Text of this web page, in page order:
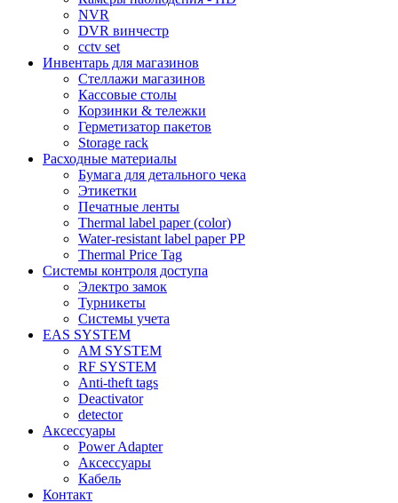
NVR
DVR винчестр
cctv set
Инвентарь для магазинов
Стеллажи магазинов
Кассовые столы
Корзинки & тележки
Герметизатор пакетов
Storage rack
Расходные материалы
Бумага для детального чека
Этикетки
Печатные ленты
Thermal label paper (color)
Water-resistant label paper PP
Thermal Price Tag
Системы контроля доступа
Электро замок
Турникеты
Cистемы учета
EAS SYSTEM
AM SYSTEM
RF SYSTEM
Anti-theft tags
Deactivator
detector
Аксессуары
Power Adapter
Аксессуары
Кабель
Контакт